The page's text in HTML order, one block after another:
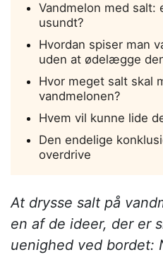
Vandmelon med salt:
usundt?
Hvordan spiser man
uden at ødelægge
Hvor meget salt skal
vandmelonen?
Hvem vil kunne lide
Den endelige
overdrive
At drysse salt på
en af de ideer, der er
uenighed ved bordet: